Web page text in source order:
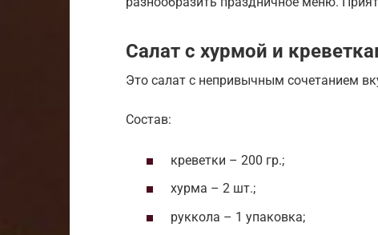
Салат с хурмой и
Это салат с непривычным сочетанием
Состав:
креветки – 200 гр.;
хурма – 2 шт.;
руккола – 1 упаковка;